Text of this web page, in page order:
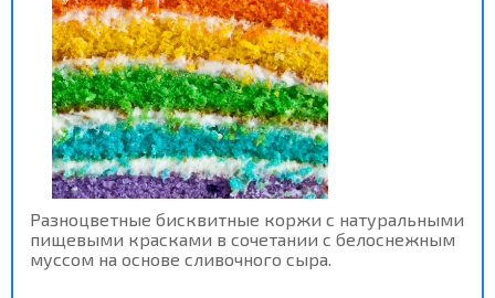
Разноцветные бисквитные коржи с натуральными
пищевыми красками в сочетании с белоснежным
муссом на основе сливочного сыра.